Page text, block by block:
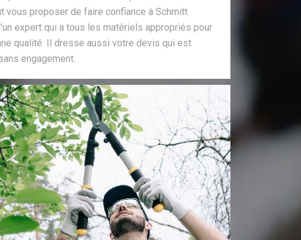
vous proposer de faire confiance à Schmitt
expert qui a tous les matériels appropriés pour
qualité. Il dresse aussi votre devis qui est
engagement.